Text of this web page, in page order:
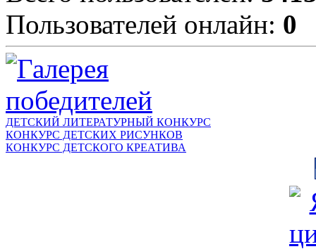
Пользователей онлайн: 0
ДЕТСКИЙ ЛИТЕРАТУРНЫЙ КОНКУРС
КОНКУРС ДЕТСКИХ РИСУНКОВ
КОНКУРС ДЕТСКОГО КРЕАТИВА